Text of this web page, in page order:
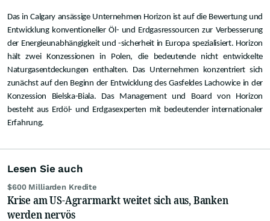
Das in Calgary ansässige Unternehmen Horizon ist auf die Bewertung und
Entwicklung konventioneller Öl- und Erdgasressourcen zur Verbesserung
der Energieunabhängigkeit und -sicherheit in Europa spezialisiert. Horizon
hält zwei Konzessionen in Polen, die bedeutende nicht entwickelte
Naturgasentdeckungen enthalten. Das Unternehmen konzentriert sich
zunächst auf den Beginn der Entwicklung des Gasfeldes Lachowice in der
Konzession Bielska-Biala. Das Management und Board von Horizon
besteht aus Erdöl- und Erdgasexperten mit bedeutender internationaler
Erfahrung.
Lesen Sie auch
$600 Milliarden Kredite
Krise am US-Agrarmarkt weitet sich aus, Banken
werden nervös